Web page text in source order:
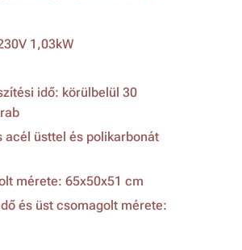
1,03kW
idő: körülbelül 30
acél üsttel és polikarbonát
mérete: 65x50x51 cm
és üst csomagolt mérete: